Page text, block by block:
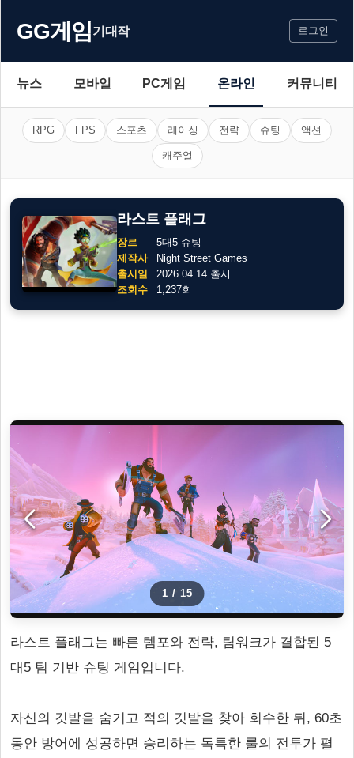
GG게임기대작 로그인
뉴스 모바일 PC게임 온라인 커뮤니티
RPG FPS 스포츠 레이싱 전략 슈팅 액션
캐주얼
라스트 플래그
장르
5대5 슈팅
제작사
Night Street Games
출시일
2026.04.14 출시
조회수
1,237회
1 / 15
라스트 플래그는 빠른 템포와 전략, 팀워크가 결합된 5
대5 팀 기반 슈팅 게임입니다.
자신의 깃발을 숨기고 적의 깃발을 찾아 회수한 뒤, 60초
동안 방어에 성공하면 승리하는 독특한 룰의 전투가 펼